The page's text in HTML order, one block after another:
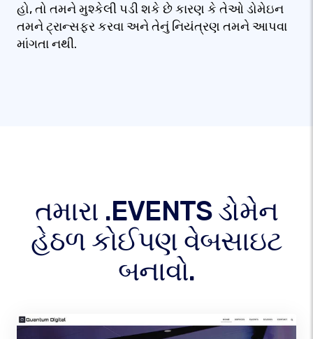
હો, તો તમને મુશ્કેલી પડી શકે છે કારણ કે તેઓ ડોમેઇન
તમને ટ્રાન્સફર કરવા અને તેનું નિયંત્રણ તમને આપવા
માંગતા નથી.
તમારા .EVENTS ડોમેન
હેઠળ કોઈપણ વેબસાઇટ
બનાવો.